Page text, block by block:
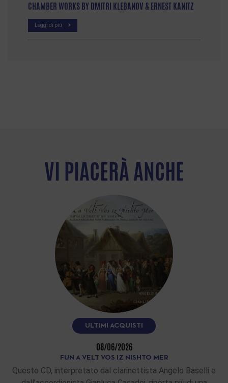
CHAMBER WORKS BY DMITRI KLEBANOV & ERNEST KANITZ
Leggi di più
VI PIACERÀ ANCHE
ULTIMI ACQUISTI
08/06/2026
FUN A VELT VOS IZ NISHTO MER
Questo CD, interpretato dal clarinettista Angelo Baselli e